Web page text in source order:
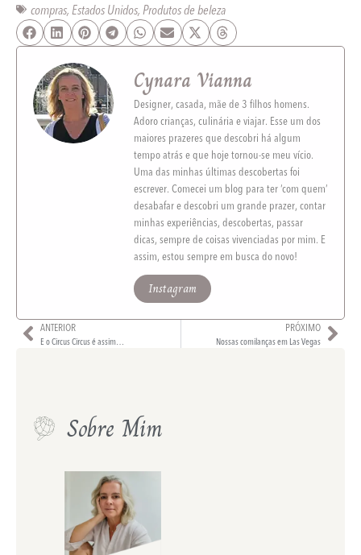
compras, Estados Unidos, Produtos de beleza
Cynara Vianna
Designer, casada, mãe de 3 filhos homens.
Adoro crianças, culinária e viajar. Esse um dos
maiores prazeres que descobri há algum
tempo atrás e que hoje tornou-se meu vício.
Uma das minhas últimas descobertas foi
escrever. Comecei um blog para ter ‘com quem’
desabafar e descobri um grande prazer, contar
minhas experiências, descobertas, passar
dicas, sempre de coisas vivenciadas por mim. E
assim, estou sempre em busca do novo!
Instagram
ANTERIOR
E o Circus Circus é assim…
PRÓXIMO
Nossas comilanças em Las Vegas
Sobre Mim